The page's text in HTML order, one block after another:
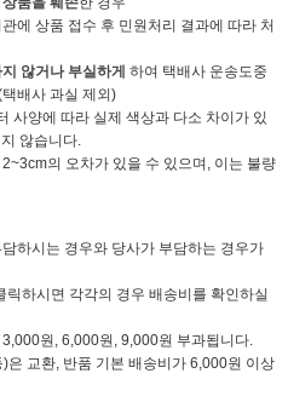
에 상품 접수 후 민원처리 결과에 따라 처
않거나 부실하게 하여 택배사 운송도중
배사 과실 제외)
사양에 따라 실제 색상과 다소 차이가 있
않습니다.
의 오차가 있을 수 있으며, 이는 불량
하시는 경우와 당사가 부담하는 경우가
릭하시면 각각의 경우 배송비를 확인하실
원, 6,000원, 9,000원 부과됩니다.
교환, 반품 기본 배송비가 6,000원 이상